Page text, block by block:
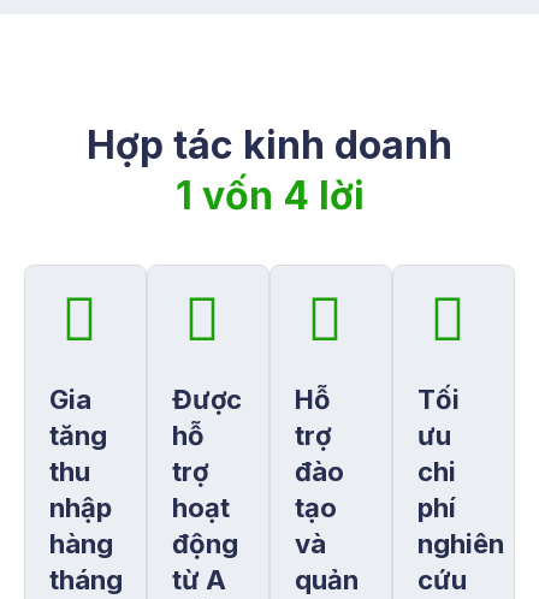
Hợp tác kinh doanh
1 vốn 4 lời
Gia
tăng
thu
nhập
hàng
tháng
Được
hỗ
trợ
hoạt
động
từ A
Hỗ
trợ
đào
tạo
và
quản
Tối
ưu
chi
phí
nghiên
cứu